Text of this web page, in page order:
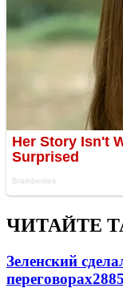
ЧИТАЙТЕ
Зеленский
переговорах